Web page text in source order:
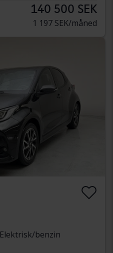
140 500 SEK
1 197 SEK/måned
Elektrisk/benzin